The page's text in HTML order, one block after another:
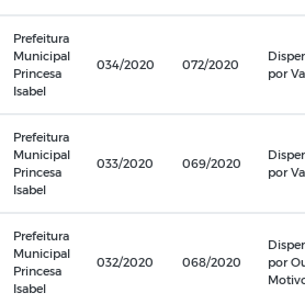
Prefeitura
Municipal
Princesa
Isabel
034/2020 072/2020
por
Prefeitura
Municipal
Princesa
Isabel
033/2020 069/2020
por
Prefeitura
Municipal
Princesa
Isabel
032/2020 068/2020
por